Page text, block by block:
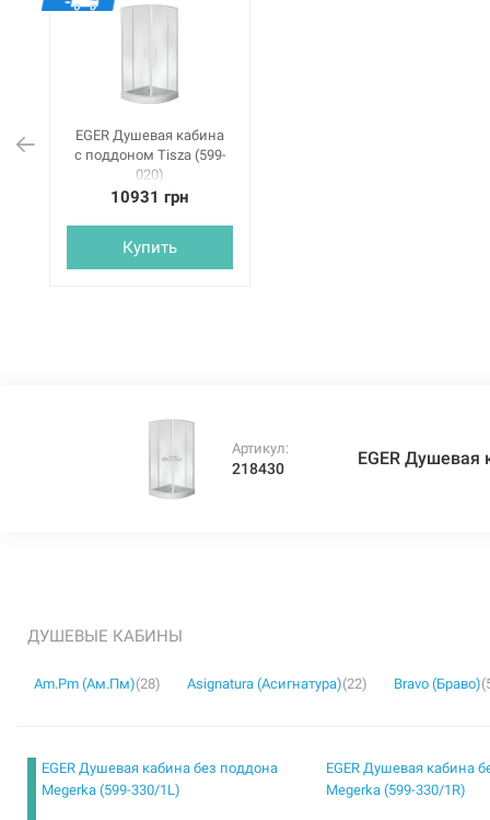
EGER Душевая кабина
с поддоном Tisza (599-
020)
10931 грн
Купить
Артикул:
218430 EGER Душевая
ДУШЕВЫЕ КАБИНЫ
Am.Pm (Ам.Пм)(28) Asignatura (Асигнатура)(22) Bravo (Браво)
EGER Душевая кабина без поддона
Megerka (599-330/1L)
EGER Душевая кабина
Megerka (599-330/1R)